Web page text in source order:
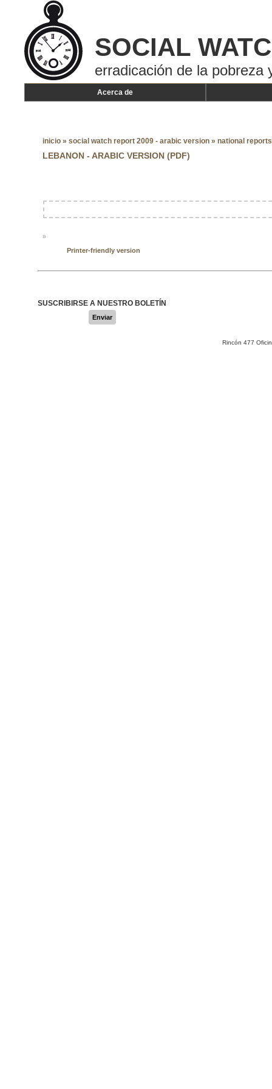
SOCIAL
erradicación de la pobreza
Acerca de
inicio » social watch report 2009 - arabic version » national reports
LEBANON - ARABIC VERSION (PDF)
»
Printer-friendly version
SUSCRIBIRSE A NUESTRO BOLETÍN
Enviar
Rincón 477